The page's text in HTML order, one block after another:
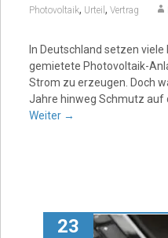
Photovoltaik, Urteil , Vertrag
In Deutschland setzen
gemietete Photovoltaik-
Strom zu erzeugen. Doch
Jahre hinweg Schmutz auf
Weiter →
23